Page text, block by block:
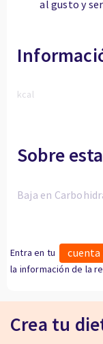
al gusto y
kcal
Sobre
Baja en
Entra en tu
la información de la
Crea tu